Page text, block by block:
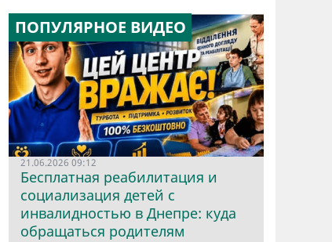
ПОПУЛЯРНОЕ ВИДЕО
21.06.2026 09:12
Бесплатная реабилитация и
социализация детей с
инвалидностью в Днепре: куда
обращаться родителям